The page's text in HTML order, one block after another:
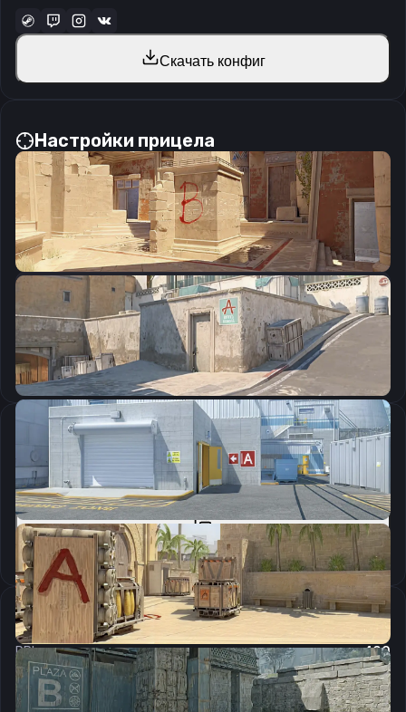
Скачать конфиг
Настройки прицела
CSGO-ZRvK5-uHfoK-rJr9i-MvQjX-x9eyC
Скопировать
Параметры запуска
Скопировать
Настройки мыши
DPI:
400
Чувствительность мыши в игре:
1